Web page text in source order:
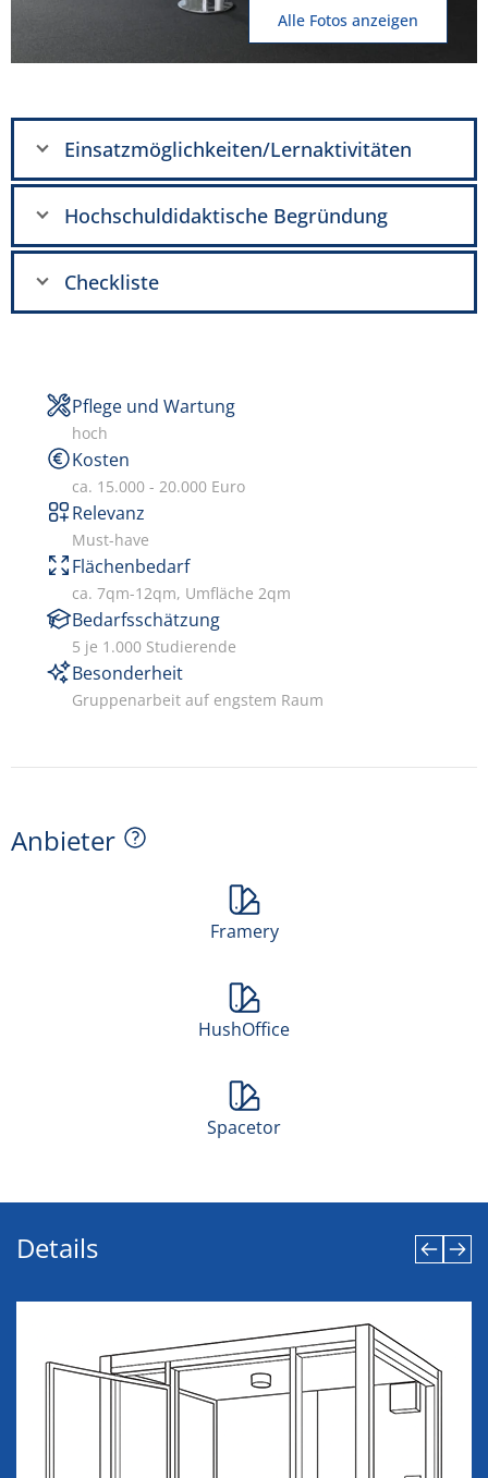
Alle Fotos anzeigen
Einsatzmöglichkeiten/Lernaktivitäten
Hochschuldidaktische Begründung
Checkliste
Pflege und Wartung
hoch
Kosten
ca. 15.000 - 20.000 Euro
Relevanz
Must-have
Flächenbedarf
ca. 7qm-12qm, Umfläche 2qm
Bedarfsschätzung
5 je 1.000 Studierende
Besonderheit
Gruppenarbeit auf engstem Raum
Anbieter
Framery
HushOffice
Spacetor
Details